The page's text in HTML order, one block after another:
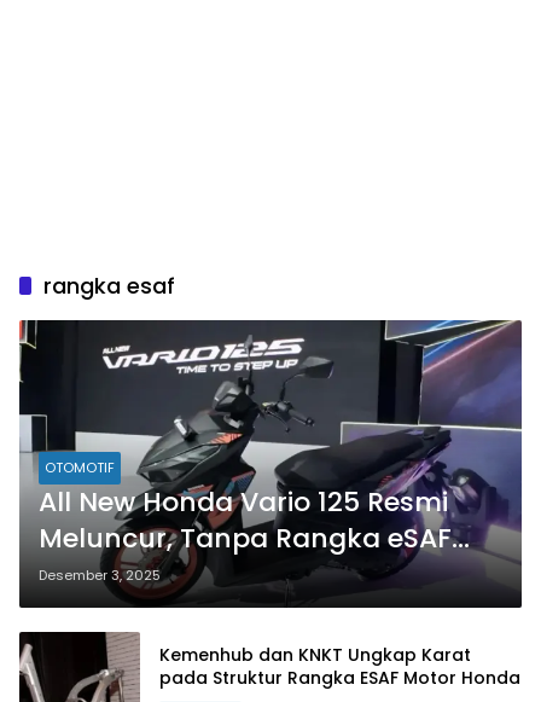
rangka esaf
OTOMOTIF
All New Honda Vario 125 Resmi
Meluncur, Tanpa Rangka eSAF
dan Lebih Ringan
Desember 3, 2025
Kemenhub dan KNKT Ungkap Karat
pada Struktur Rangka ESAF Motor Honda